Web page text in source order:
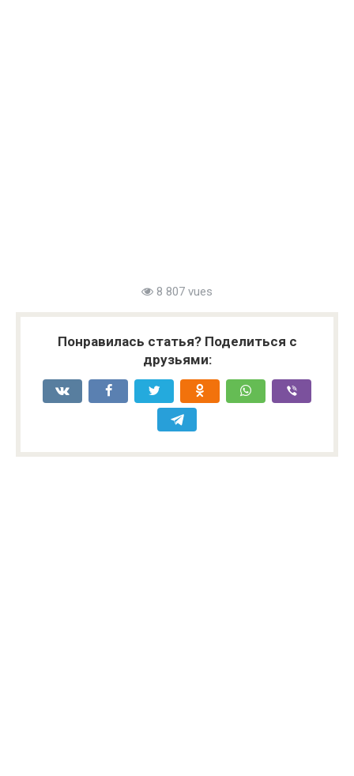
8 807 vues
Понравилась статья? Поделиться с
друзьями: